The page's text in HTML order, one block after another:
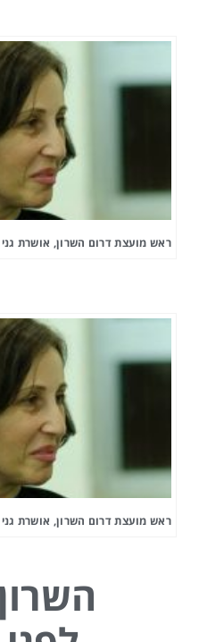
ראש מועצת דרום השרון, אושרת גני
ראש מועצת דרום השרון, אושרת גני